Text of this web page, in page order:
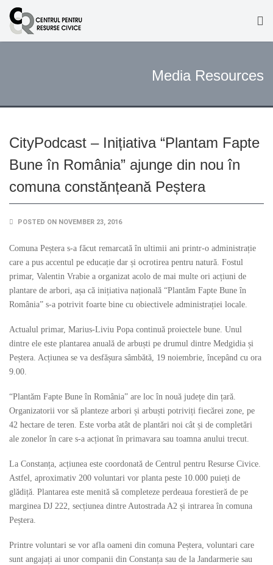
Media Resources
CityPodcast – Inițiativa “Plantam Fapte
Bune în România” ajunge din nou în
comuna constănțeană Peștera
POSTED ON NOVEMBER 23, 2016
Comuna Peștera s-a făcut remarcată în ultimii ani printr-o administrație
care a pus accentul pe educație dar și ocrotirea pentru natură. Fostul
primar, Valentin Vrabie a organizat acolo de mai multe ori acțiuni de
plantare de arbori, așa că inițiativa națională “Plantăm Fapte Bune în
România” s-a potrivit foarte bine cu obiectivele administrației locale.
Actualul primar, Marius-Liviu Popa continuă proiectele bune. Unul
dintre ele este plantarea anuală de arbuști pe drumul dintre Medgidia și
Peștera. Acțiunea se va desfășura sâmbătă, 19 noiembrie, începând cu ora
9.00.
“Plantăm Fapte Bune în România” are loc în nouă județe din țară.
Organizatorii vor să planteze arbori și arbuști potriviți fiecărei zone, pe
42 hectare de teren. Este vorba atât de plantări noi cât și de completări
ale zonelor în care s-a acționat în primavara sau toamna anului trecut.
La Constanța, acțiunea este coordonată de Centrul pentru Resurse Civice.
Astfel, aproximativ 200 voluntari vor planta peste 10.000 puieți de
glădiță. Plantarea este menită să completeze perdeaua forestieră de pe
marginea DJ 222, secțiunea dintre Autostrada A2 și intrarea în comuna
Peștera.
Printre voluntari se vor afla oameni din comuna Peștera, voluntari care
sunt angajați ai unor companii din Constanța sau de la Jandarmerie sau